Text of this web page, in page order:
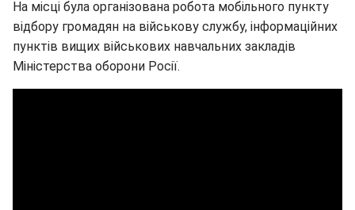
На місці була організована робота мобільного пункту
відбору громадян на військову службу, інформаційних
пунктів вищих військових навчальних закладів
Міністерства оборони Росії.